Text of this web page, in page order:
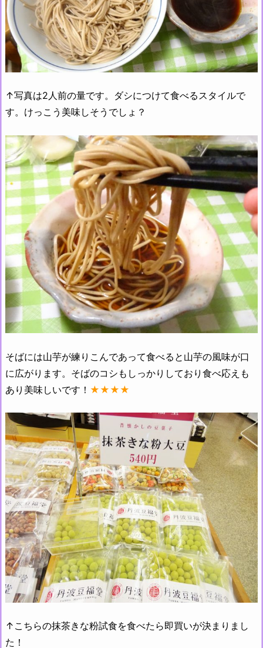
↑写真は2人前の量です。ダシにつけて食べるスタイルで
す。けっこう美味しそうでしょ？
そばには山芋が練りこんであって食べると山芋の風味が口
に広がります。そばのコシもしっかりしており食べ応えも
あり美味しいです！ ★★★★
↑こちらの抹茶きな粉試食を食べたら即買いが決まりまし
た！